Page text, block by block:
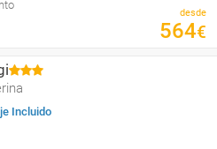
desde
564€
Incluido